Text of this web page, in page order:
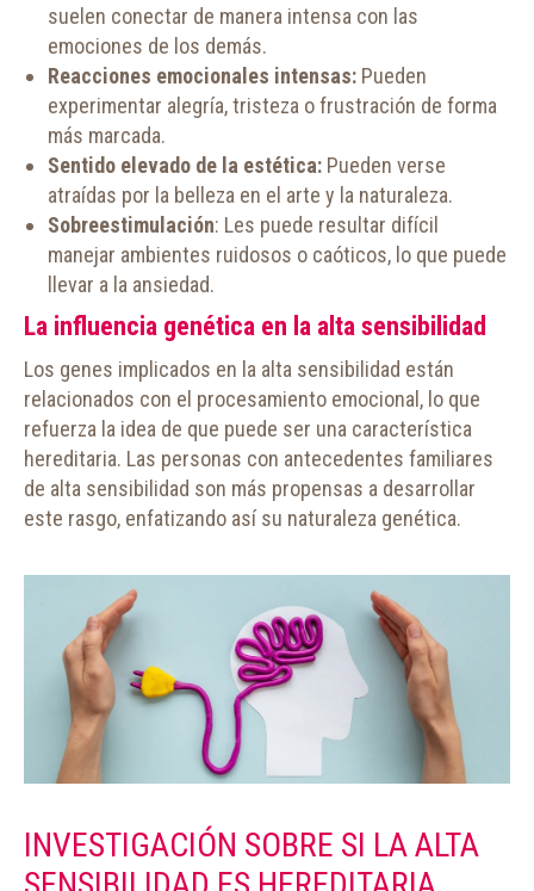
suelen conectar de manera intensa con las
emociones de los demás.
Reacciones emocionales intensas: Pueden
experimentar alegría, tristeza o frustración de forma
más marcada.
Sentido elevado de la estética: Pueden verse
atraídas por la belleza en el arte y la naturaleza.
Sobreestimulación: Les puede resultar difícil
manejar ambientes ruidosos o caóticos, lo que puede
llevar a la ansiedad.
La influencia genética en la alta sensibilidad
Los genes implicados en la alta sensibilidad están
relacionados con el procesamiento emocional, lo que
refuerza la idea de que puede ser una característica
hereditaria. Las personas con antecedentes familiares
de alta sensibilidad son más propensas a desarrollar
este rasgo, enfatizando así su naturaleza genética.
INVESTIGACIÓN SOBRE SI LA ALTA